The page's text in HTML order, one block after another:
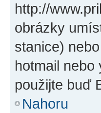
http://
obrázky
stanice)
hotmail
použijte buď
Nahoru